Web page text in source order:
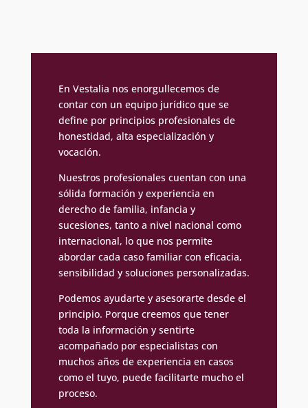
En Vestalia nos enorgullecemos de
contar con un equipo jurídico que se
define por principios profesionales de
honestidad, alta especialización y
vocación.
Nuestros profesionales cuentan con una
sólida formación y experiencia en
derecho de familia, infancia y
sucesiones, tanto a nivel nacional como
internacional, lo que nos permite
abordar cada caso familiar con eficacia,
sensibilidad y soluciones personalizadas.
Podemos ayudarte y asesorarte desde el
principio. Porque creemos que tener
toda la información y sentirte
acompañado por especialistas con
muchos años de experiencia en casos
como el tuyo, puede facilitarte mucho el
proceso.